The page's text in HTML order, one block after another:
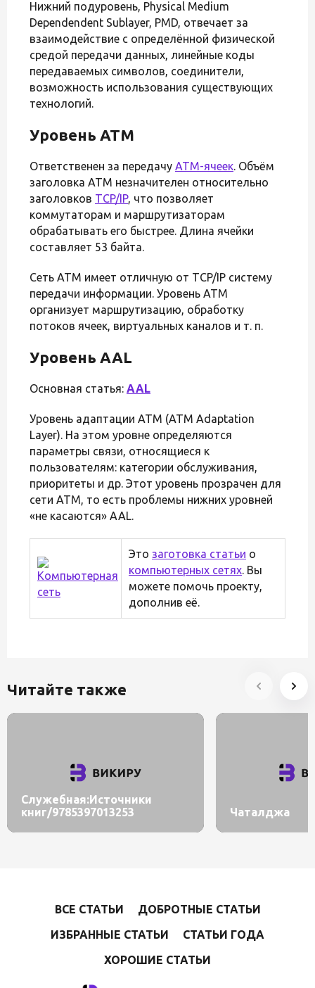
Нижний подуровень, Physical Medium
Dependendent Sublayer, PMD, отвечает за
взаимодействие с определённой физической
средой передачи данных, линейные коды
передаваемых символов, соединители,
возможность использования существующих
технологий.
Уровень ATM
Ответственен за передачу ATM-ячеек. Объём
заголовка АТМ незначителен относительно
заголовков TCP/IP, что позволяет
коммутаторам и маршрутизаторам
обрабатывать его быстрее. Длина ячейки
составляет 53 байта.
Сеть ATM имеет отличную от TCP/IP систему
передачи информации. Уровень ATM
организует маршрутизацию, обработку
потоков ячеек, виртуальных каналов и т. п.
Уровень AAL
Основная статья: AAL
Уровень адаптации ATM (ATM Adaptation
Layer). На этом уровне определяются
параметры связи, относящиеся к
пользователям: категории обслуживания,
приоритеты и др. Этот уровень прозрачен для
сети ATM, то есть проблемы нижних уровней
«не касаются» AAL.
Это заготовка статьи о
компьютерных сетях. Вы
можете помочь проекту,
дополнив её.
Читайте также
Служебная:Источники
книг/9785397013253
Чаталджа
ВСЕ СТАТЬИ
ДОБРОТНЫЕ СТАТЬИ
ИЗБРАННЫЕ СТАТЬИ
СТАТЬИ ГОДА
ХОРОШИЕ СТАТЬИ